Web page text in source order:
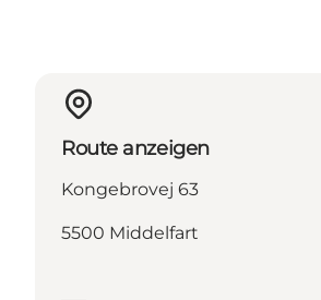
Route anzeigen
Kongebrovej 63
5500 Middelfart